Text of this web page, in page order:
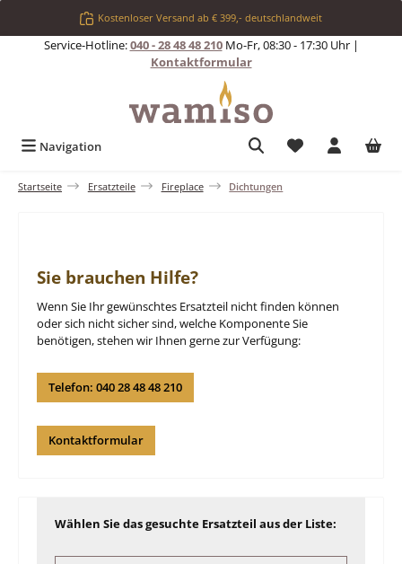
Zum Hauptinhalt springenKostenloser Versand ab € 399,- deutschlandweit
Service-Hotline:040 - 28 48 48 210Mo-Fr, 08:30 - 17:30 Uhr |
Kontaktformular
Navigation Du hast 0
Startseite Ersatzteile Fireplace Dichtungen
Sie brauchen Hilfe?
Wenn Sie Ihr gewünschtes Ersatzteil nicht finden können
oder sich nicht sicher sind, welche Komponente Sie
benötigen, stehen wir Ihnen gerne zur Verfügung:
Telefon: 040 28 48 48 210
Kontaktformular
Wählen Sie das gesuchte Ersatzteil aus der Liste: